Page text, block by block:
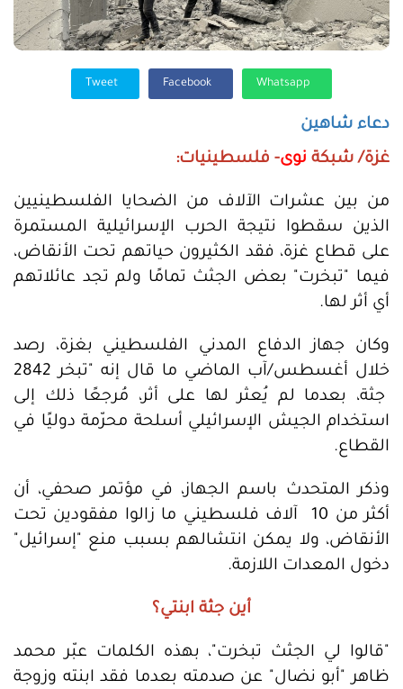
دعاء شاهين
غزة/ شبكة نوى- فلسطينيات:
من بين عشرات الآلاف من الضحايا الفلسطينيين
الذين سقطوا نتيجة الحرب الإسرائيلية المستمرة
على قطاع غزة، فقد الكثيرون حياتهم تحت الأنقاض،
فيما "تبخرت" بعض الجثث تمامًا ولم تجد عائلاتهم
أي أثر لها.
وكان جهاز الدفاع المدني الفلسطيني بغزة، رصد
خلال أغسطس/آب الماضي ما قال إنه "تبخر 2842
جثة، بعدما لم يُعثر لها على أثر، مُرجعًا ذلك إلى
استخدام الجيش الإسرائيلي أسلحة محرّمة دوليًا في
القطاع.
وذكر المتحدث باسم الجهاز، في مؤتمر صحفي، أن
أكثر من 10 آلاف فلسطيني ما زالوا مفقودين تحت
الأنقاض، ولا يمكن انتشالهم بسبب منع "إسرائيل"
دخول المعدات اللازمة.
أين جثة ابنتي؟
"قالوا لي الجثث تبخرت"، بهذه الكلمات عبّر محمد
ظاهر "أبو نضال" عن صدمته بعدما فقد ابنته وزوجة